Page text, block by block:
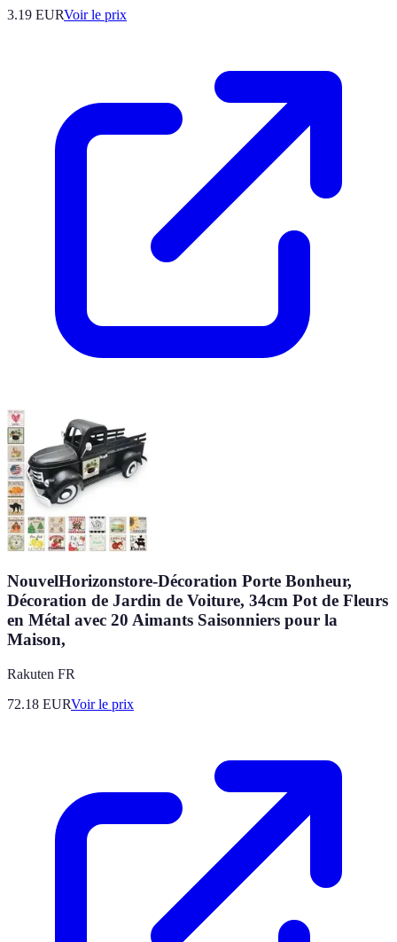
3.19 EURVoir le prix
NouvelHorizonstore-Décoration Porte Bonheur,
Décoration de Jardin de Voiture, 34cm Pot de Fleurs
en Métal avec 20 Aimants Saisonniers pour la
Maison,
Rakuten FR
72.18 EURVoir le prix